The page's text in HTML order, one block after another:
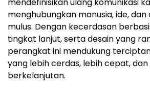
menghubungkan manusia, ide,
mulus. Dengan kecerdasan
tingkat lanjut, serta desain yang
perangkat ini mendukung
yang lebih cerdas, lebih cepat,
berkelanjutan.